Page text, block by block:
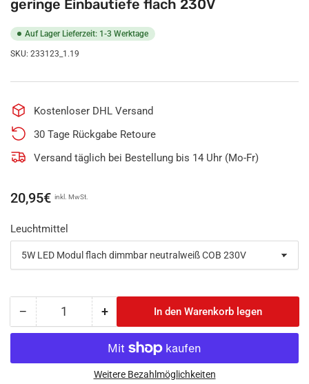
geringe Einbautiefe flach 230V
Auf Lager Lieferzeit: 1-3 Werktage
SKU: 233123_1.19
Kostenloser DHL Versand
30 Tage Rückgabe Retoure
Versand täglich bei Bestellung bis 14 Uhr (Mo-Fr)
Normaler
20,95€ inkl. MwSt.
Leuchtmittel
− Menge
reduzieren
LED
Einbaustrahler
Anzahl +Menge
erhöhen
für
LED
Einbaustrahler
In den Warenkorb legen
Weitere Bezahlmöglichkeiten